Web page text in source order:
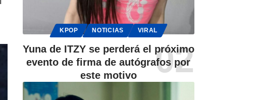
KPOP NOTICIAS VIRAL
Yuna de ITZY se perderá el próximo
evento de firma de autógrafos por
este motivo